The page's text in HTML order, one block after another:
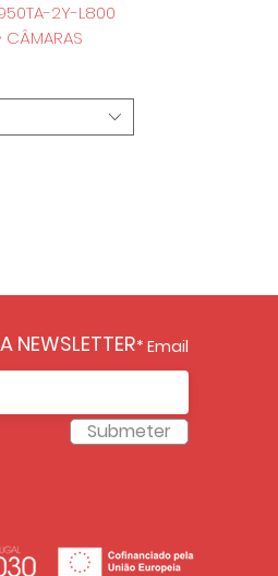
2Y-L800
CÂMARAS
NEWSLETTER Email
Submeter